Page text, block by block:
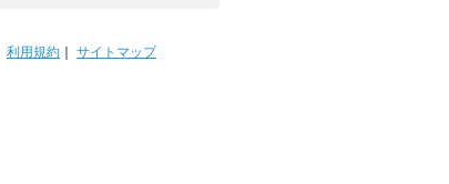
利用規約 サイトマップ